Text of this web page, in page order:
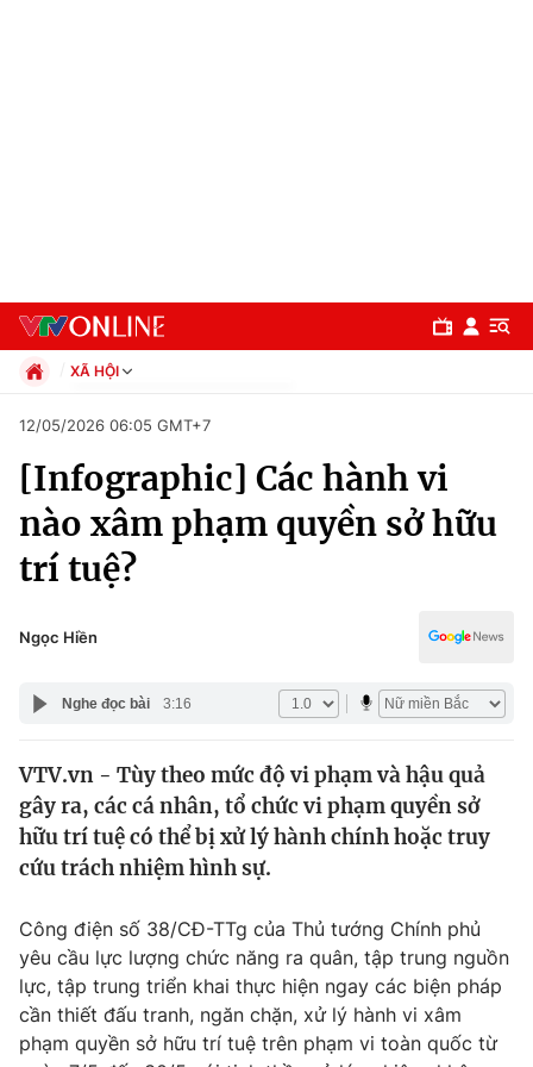
Chuyên mục
Chính trị
Thế giới
Tin tức
Thế giới đó đây
Câu chuyện quốc tế
Tài chính
Thị trường
Góc doanh nghiệp
Dữ liệu và đời sống
Truyền hình
XÃ HỘI
Xã hội
Pháp luật
Kinh tế
Thể thao
Truyền hình
Văn hóa - Giải trí
Giáo dục
12/05/2026 06:05 GMT+7
[Infographic] Các hành vi
nào xâm phạm quyền sở hữu
trí tuệ?
Ngọc Hiền
Nghe đọc bài 3:16
VTV.vn - Tùy theo mức độ vi phạm và hậu quả
gây ra, các cá nhân, tổ chức vi phạm quyền sở
hữu trí tuệ có thể bị xử lý hành chính hoặc truy
cứu trách nhiệm hình sự.
Công điện số 38/CĐ-TTg của Thủ tướng Chính phủ
yêu cầu lực lượng chức năng ra quân, tập trung nguồn
lực, tập trung triển khai thực hiện ngay các biện pháp
cần thiết đấu tranh, ngăn chặn, xử lý hành vi xâm
phạm quyền sở hữu trí tuệ trên phạm vi toàn quốc từ